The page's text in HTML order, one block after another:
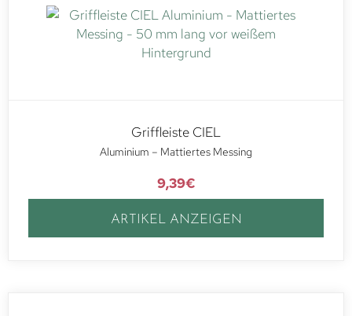
Griffleiste CIEL
Aluminium – Mattiertes Messing
9,39€
ARTIKEL ANZEIGEN